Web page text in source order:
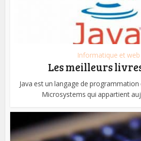
Informatique et web
Les meilleurs
Java est un langage de programmation
Microsystems qui appartient